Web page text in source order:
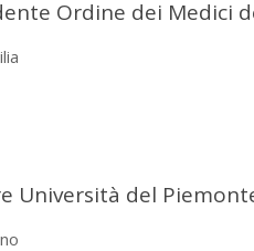
Ordine dei Medici
Università del